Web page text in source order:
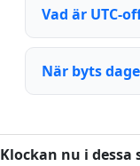
Vad är UTC-
När byts
Klockan nu i dessa